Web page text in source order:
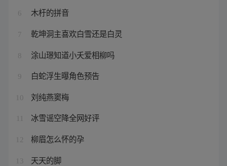
6 木杅的拼音
7 乾坤洞主喜欢白雪还是白灵
8 涂山璟知道小夭爱相柳吗
9 白蛇浮生曝角色预告
10 刘纯燕窦梅
冰雪谣空降全网好评
12 柳眉怎么怀的孕
13 天天的脚